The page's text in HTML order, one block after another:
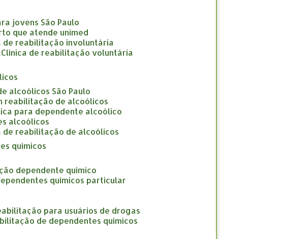
jovens São Paulo
que atende unimed
de reabilitação involuntária
clínica de reabilitação voluntária
alcoólicos São Paulo
reabilitação de alcoólicos
para dependente alcoólico
alcoólicos
de reabilitação de alcoólicos
químicos
dependente químico
químicos particular
para usuários de drogas
de dependentes químicos